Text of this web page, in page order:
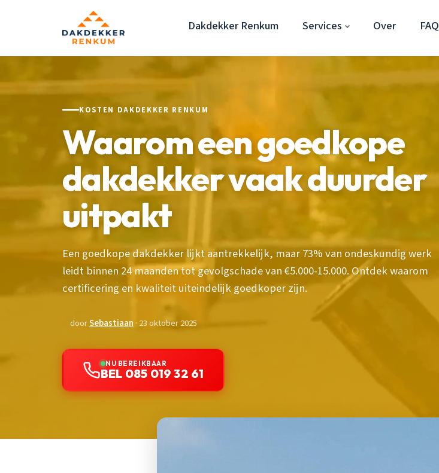
Dakdekker Renkum Services Over FAQ
KOSTEN DAKDEKKER RENKUM
Waarom een goedkope
dakdekker vaak duurder
uitpakt
Een goedkope dakdekker lijkt aantrekkelijk, maar 73% van ondeskundig werk
leidt binnen 24 maanden tot gevolgschade van €5.000-15.000. Ontdek waarom
certificering en kwaliteit uiteindelijk goedkoper zijn.
doorSebastiaan · 23 oktober 2025
NU BEREIKBAAR
BEL 085 019 32 61